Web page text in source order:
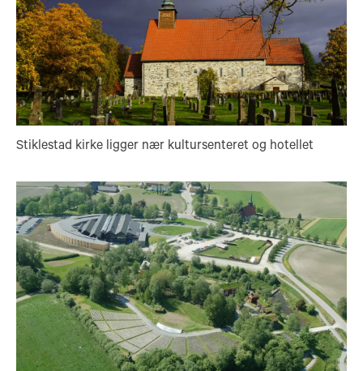
Stiklestad kirke ligger nær kultursenteret og hotellet